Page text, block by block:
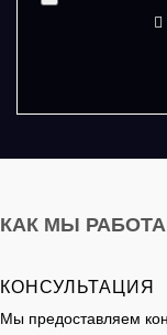
КАК МЫ
КОНСУЛЬТАЦИЯ
Мы предоставляем